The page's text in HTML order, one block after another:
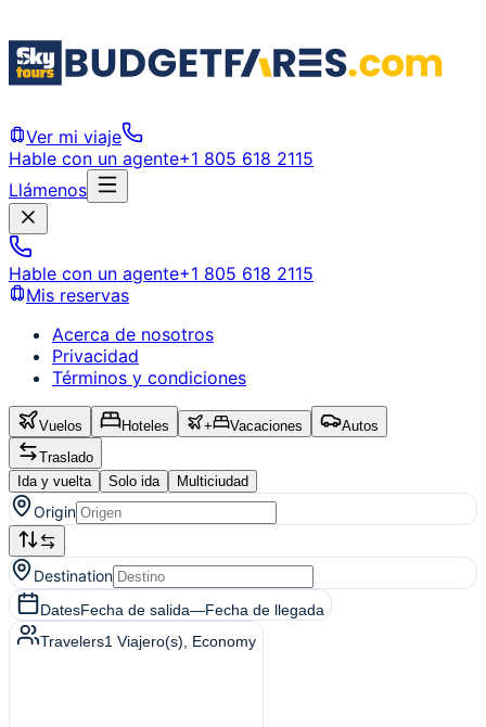
Ver mi viaje
Hable con un agente+1 805 618 2115
Llámenos
Hable con un agente+1 805 618 2115
Mis reservas
Acerca de nosotros
Privacidad
Términos y condiciones
Vuelos Hoteles + Vacaciones
Autos
Traslado
Ida y vuelta
Solo ida Multiciudad
Origin
Destination
DatesFecha de salida—Fecha de llegada
Travelers1 Viajero(s) , Economy